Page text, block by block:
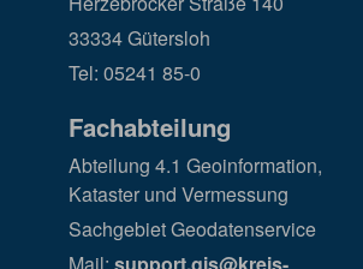
33334 Gütersloh
Tel: 05241 85-0
Fachabteilung
Abteilung 4.1 Geoinformation,
Kataster und Vermessung
Sachgebiet Geodatenservice